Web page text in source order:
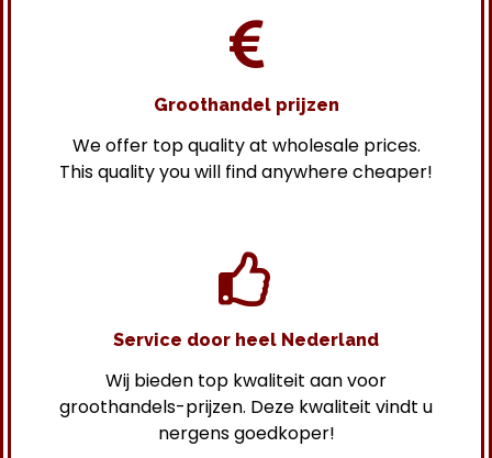
Groothandel prijzen
We offer top quality at wholesale prices.
This quality you will find anywhere cheaper!
Service door heel Nederland
Wij bieden top kwaliteit aan voor
groothandels-prijzen. Deze kwaliteit vindt u
nergens goedkoper!